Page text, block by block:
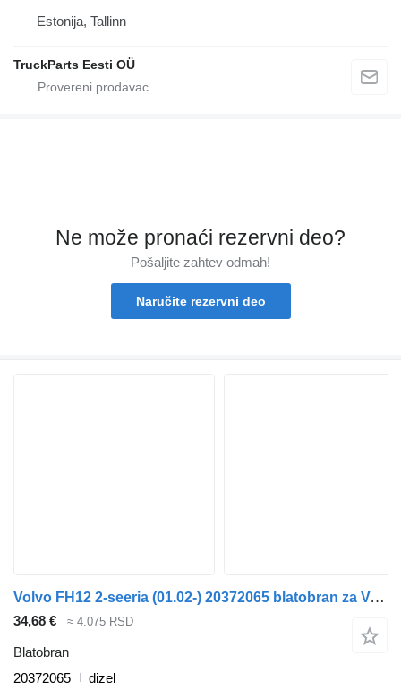
Estonija, Tallinn
TruckParts Eesti OÜ
Ne može pronaći rezervni dеo?
Pošaljite zahtev odmah!
Naručite rezervni dеo
Volvo FH12 2-seeria (01.02-) 20372065 blatobran za Volvo FH12, FH16, NH12, FH, VNL780 (1993-2014) tegljača
34,68 € ≈ 4.075 RSD
Blatobran
20372065
dizel